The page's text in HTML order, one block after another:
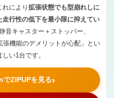
により 拡張状態でも型崩れしに
走行性の低下を最小限に抑えてい
音キャスター＋ストッパー、
張機能のデメリットが心配」とい
い1台です。
でZIPUPを見る